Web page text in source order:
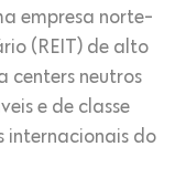
empresa norte-
(REIT) de alto
centers neutros
e de classe
internacionais do